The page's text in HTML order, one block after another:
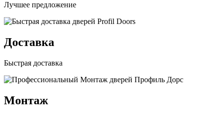
Лучшее предложение
Доставка
Быстрая доставка
Монтаж